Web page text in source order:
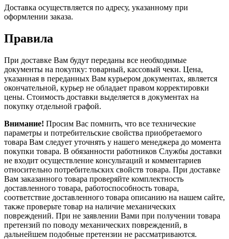
Доставка осуществляется по адресу, указанному при
оформлении заказа.
Правила
При доставке Вам будут переданы все необходимые
документы на покупку: товарный, кассовый чеки. Цена,
указанная в переданных Вам курьером документах, является
окончательной, курьер не обладает правом корректировки
цены. Стоимость доставки выделяется в документах на
покупку отдельной графой.
Внимание! Просим Вас помнить, что все технические
параметры и потребительские свойства приобретаемого
товара Вам следует уточнять у нашего менеджера до момента
покупки товара. В обязанности работников Службы доставки
не входит осуществление консультаций и комментариев
относительно потребительских свойств товара. При доставке
Вам заказанного товара проверяйте комплектность
доставленного товара, работоспособность товара,
соответствие доставленного товара описанию на нашем сайте,
также проверьте товар на наличие механических
повреждений. При не заявлении Вами при получении товара
претензий по поводу механических повреждений, в
дальнейшем подобные претензии не рассматриваются.